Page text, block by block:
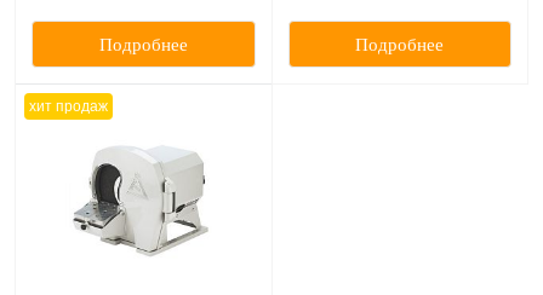
Подробнее Подробнее
хит продаж